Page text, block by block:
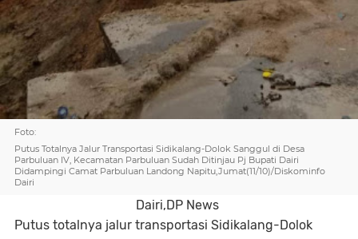
Foto:
Putus Totalnya Jalur Transportasi Sidikalang-Dolok Sanggul di Desa
Parbuluan IV, Kecamatan Parbuluan Sudah Ditinjau Pj Bupati Dairi
Didampingi Camat Parbuluan Landong Napitu,Jumat(11/10)/Diskominfo
Dairi
Dairi,DP News
Putus totalnya jalur transportasi Sidikalang-Dolok